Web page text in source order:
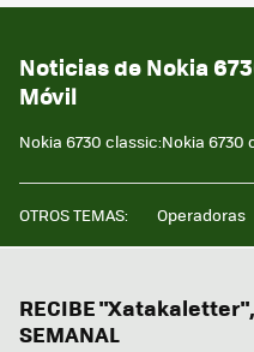
Noticias de Nokia
Móvil
Nokia 6730 classic:Nokia 6730
OTROS TEMAS: Operadoras
RECIBE "Xatakaletter",
SEMANAL